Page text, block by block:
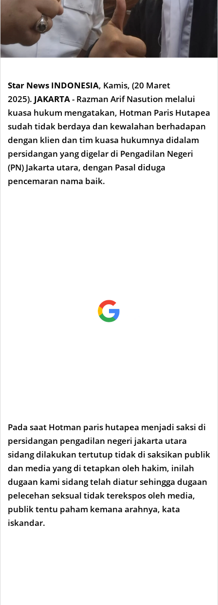
Star News INDONESIA, Kamis, (20 Maret
2025). JAKARTA- Razman Arif Nasution melalui
kuasa hukum mengatakan, Hotman Paris Hutapea
sudah tidak berdaya dan kewalahan berhadapan
dengan klien dan tim kuasa hukumnya didalam
persidangan yang digelar di Pengadilan Negeri
(PN) Jakarta utara, dengan Pasal diduga
pencemaran nama baik.
Pada saat Hotman paris hutapea menjadi saksi di
persidangan pengadilan negeri jakarta utara
sidang dilakukan tertutup tidak di saksikan publik
dan media yang di tetapkan oleh hakim, inilah
dugaan kami sidang telah diatur sehingga dugaan
pelecehan seksual tidak terekspos oleh media,
publik tentu paham kemana arahnya, kata
iskandar.